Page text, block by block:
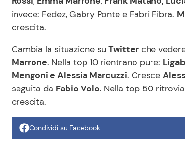
invece: Fedez, Gabry Ponte e Fabri Fibra.
crescita.
Cambia la situazione su Twitter che
Marrone. Nella top 10 rientrano pure:
Mengoni e Alessia Marcuzzi. Cresce
seguita da Fabio Volo. Nella top 50
crescita.
Condividi su Facebook